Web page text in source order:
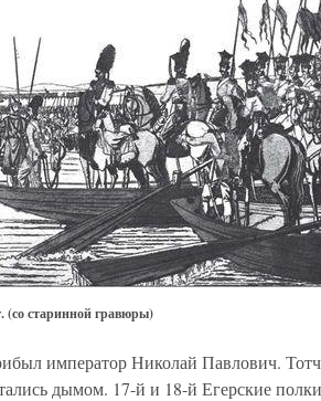
(со старинной гравюры)
император Николай Павлович.
дымом. 17-й и 18-й Егерские